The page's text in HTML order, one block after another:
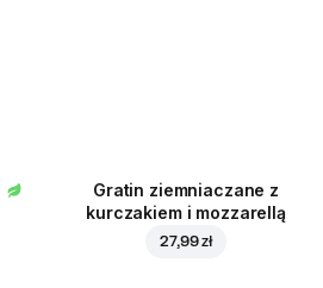
Gratin ziemniaczane z
kurczakiem i mozzarellą
27,99 zł